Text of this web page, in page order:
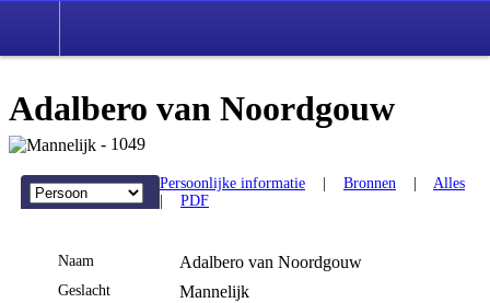
Adalbero van Noordgouw
- 1049
Persoonlijke informatie Bronnen
Alles
PDF
Naam Adalbero van Noordgouw
Geslacht Mannelijk